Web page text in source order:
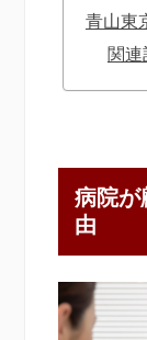
青山東
関連
病院が
由